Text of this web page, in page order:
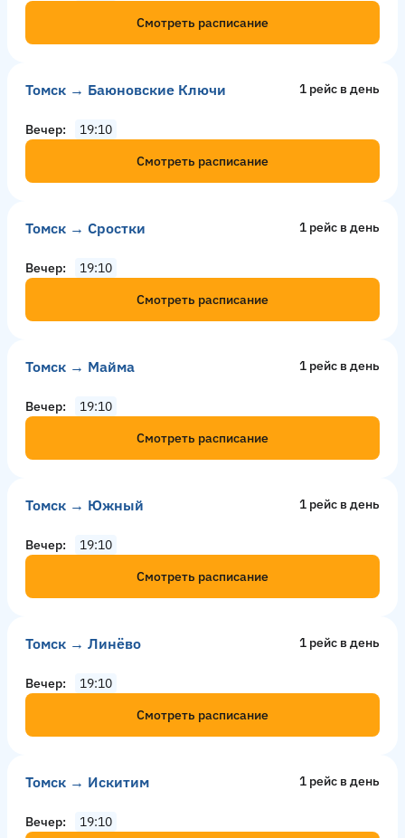
Смотреть расписание
Томск → Баюновские Ключи 1 рейс в день
Вечер
19:10
Смотреть расписание
Томск → Сростки 1 рейс в день
Вечер
19:10
Смотреть расписание
Томск → Майма 1 рейс в день
Вечер
19:10
Смотреть расписание
Томск → Южный 1 рейс в день
Вечер
19:10
Смотреть расписание
Томск → Линёво 1 рейс в день
Вечер
19:10
Смотреть расписание
Томск → Искитим 1 рейс в день
Вечер
19:10